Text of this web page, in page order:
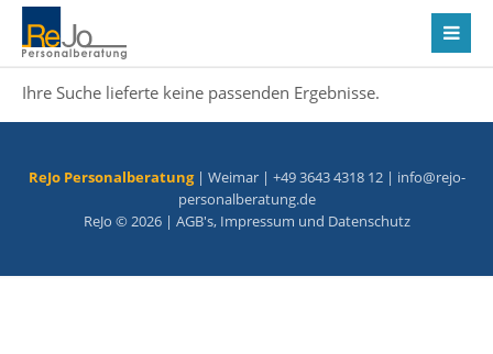
Ihre Suche lieferte keine passenden Ergebnisse.
ReJo Personalberatung| Weimar | +49 3643 4318 12 | info@rejo-
personalberatung.de
ReJo © 2026 | AGB's, Impressum und Datenschutz